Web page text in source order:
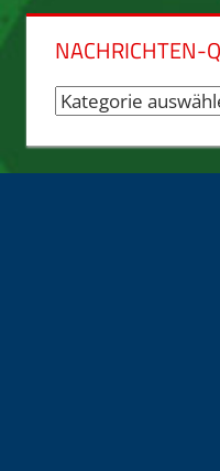
NACHRICHTEN-
Nachrichten-